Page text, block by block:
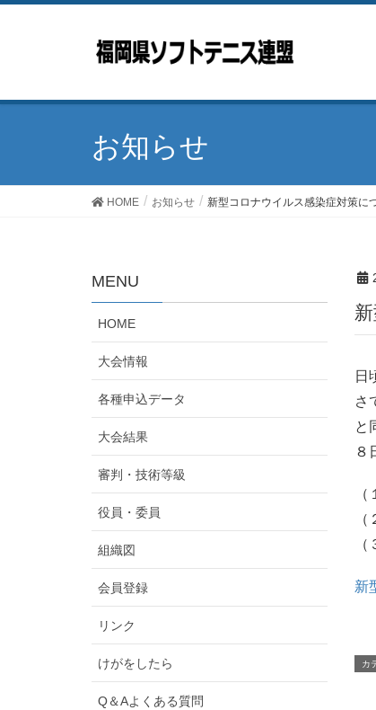
お知らせ
HOME お知らせ 新型コロナウイルス感染症対策に
日
さ
と
８
新
カ
MENU
HOME
大会情報
各種申込データ
大会結果
審判・技術等級
役員・委員
組織図
会員登録
リンク
けがをしたら
Q＆Aよくある質問